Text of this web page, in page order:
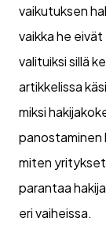
vaikutuksen
vaikka he eivät
valituiksi sillä
artikkelissa
miksi
panostaminen
miten
parantaa
eri vaiheissa.